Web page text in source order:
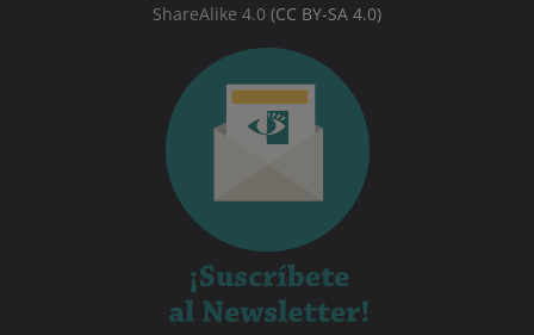
ShareAlike 4.0 (CC BY-SA 4.0)